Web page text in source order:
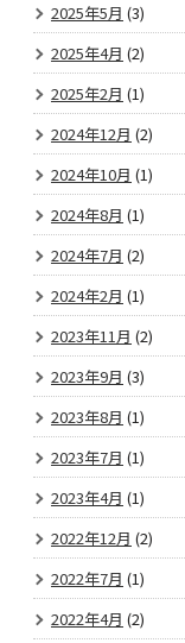
2025年5月 (3)
2025年4月 (2)
2025年2月 (1)
2024年12月 (2)
2024年10月 (1)
2024年8月 (1)
2024年7月 (2)
2024年2月 (1)
2023年11月 (2)
2023年9月 (3)
2023年8月 (1)
2023年7月 (1)
2023年4月 (1)
2022年12月 (2)
2022年7月 (1)
2022年4月 (2)